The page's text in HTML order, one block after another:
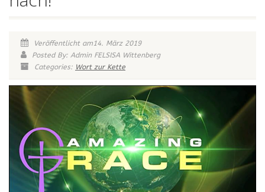
Veröffentlicht am14. März 2019
Posted By: Admin FELSISA Wittenberg
Categories: Wort zur Kette